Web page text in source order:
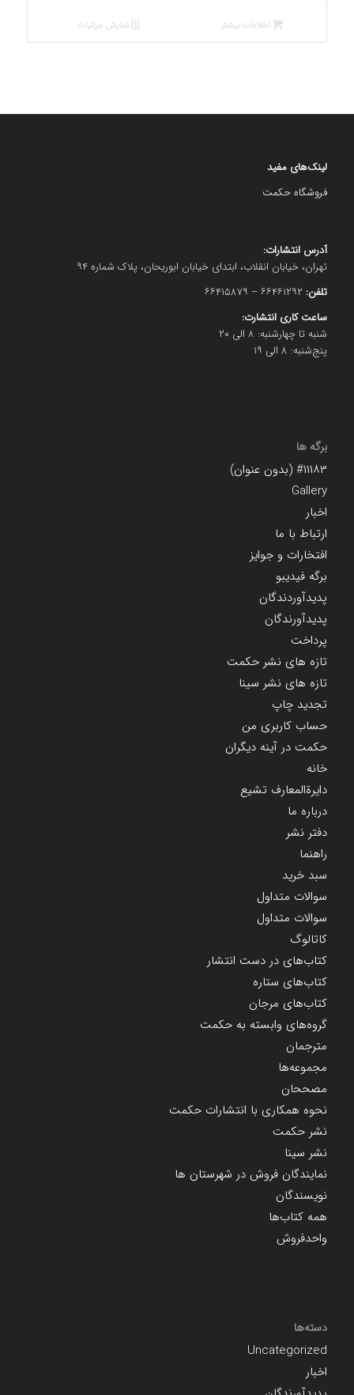
اطلاعات بیشتر نمایش جزئیات
لینک‌های مفید
فروشگاه حکمت
آدرس انتشارات:
تهران، خیابان انقلاب، ابتدای خیابان ابوریحان، پلاک شماره ۹۴
تلفن:
ساعت کاری انتشارت:
شنبه تا چهارشنبه: ۸ الی ۲۰
پنج‌شنبه: ۸ الی ۱۹
برگه ها
#۱۱۱۸۳ (بدون عنوان)
Gallery
اخبار
ارتباط با ما
افتخارات و جوایز
برگه فیدیبو
پدیدآوردندگان
پدیدآورندگان
پرداخت
تازه های نشر حکمت
تازه های نشر سینا
تجدید چاپ
حساب کاربری من
حکمت در آینه دیگران
خانه
دایرة‌المعارف تشیع
درباره ما
دفتر نشر
راهنما
سبد خرید
سوالات متداول
سوالات متداول
کاتالوگ
کتاب‌های در دست انتشار
کتاب‌های ستاره
کتاب‌های مرجان
گروه‌های وابسته به حکمت
مترجمان
مجموعه‌ها
مصححان
نحوه همکاری با انتشارات حکمت
نشر حکمت
نشر سینا
نمایندگان فروش در شهرستان ها
نویسندگان
همه کتاب‌ها
واحدفروش
دسته‌ها
Uncategorized
اخبار